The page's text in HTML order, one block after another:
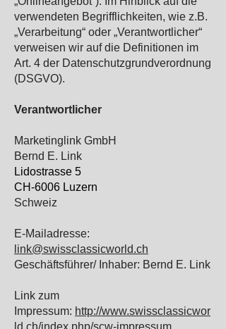
verwendeten Begrifflichkeiten, wie z.B.
„Verarbeitung“ oder „Verantwortlicher“
verweisen wir auf die Definitionen im
Art. 4 der Datenschutzgrundverordnung
(DSGVO).
Verantwortlicher
Marketinglink GmbH
Bernd E. Link
Lidostrasse 5
CH-6006 Luzern
Schweiz
E-Mailadresse:
link@swissclassicworld.ch
Geschäftsführer/ Inhaber: Bernd E. Link
Link zum
Impressum: http://www.swissclassicwor
ld.ch/index.php/scw-impressum